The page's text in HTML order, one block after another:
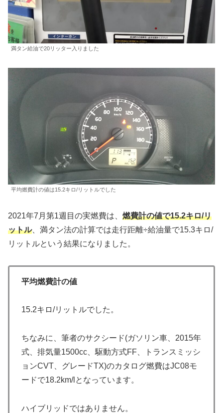
満タン給油で20リッター入りました
平均燃費計の値は15.2キロ/リットルでした
2021年7月第1週目の実燃費は、 燃費計の値で15.2キロ/リ
ットル、満タン法の計算では走行距離÷給油量で15.3キロ/
リットルという結果になりました。
平均燃費計の値
15.2キロ/リットルでした。
ちなみに、筆者のサクシード(ガソリン車、2015年
式、排気量1500cc、駆動方式FF、トランスミッシ
ョンCVT、グレードTX)のカタログ燃費はJC08モ
ードで18.2km/lとなっています。
ハイブリッドではありません。